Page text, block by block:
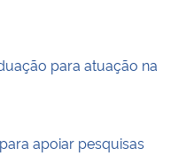
para atuação na
apoiar pesquisas